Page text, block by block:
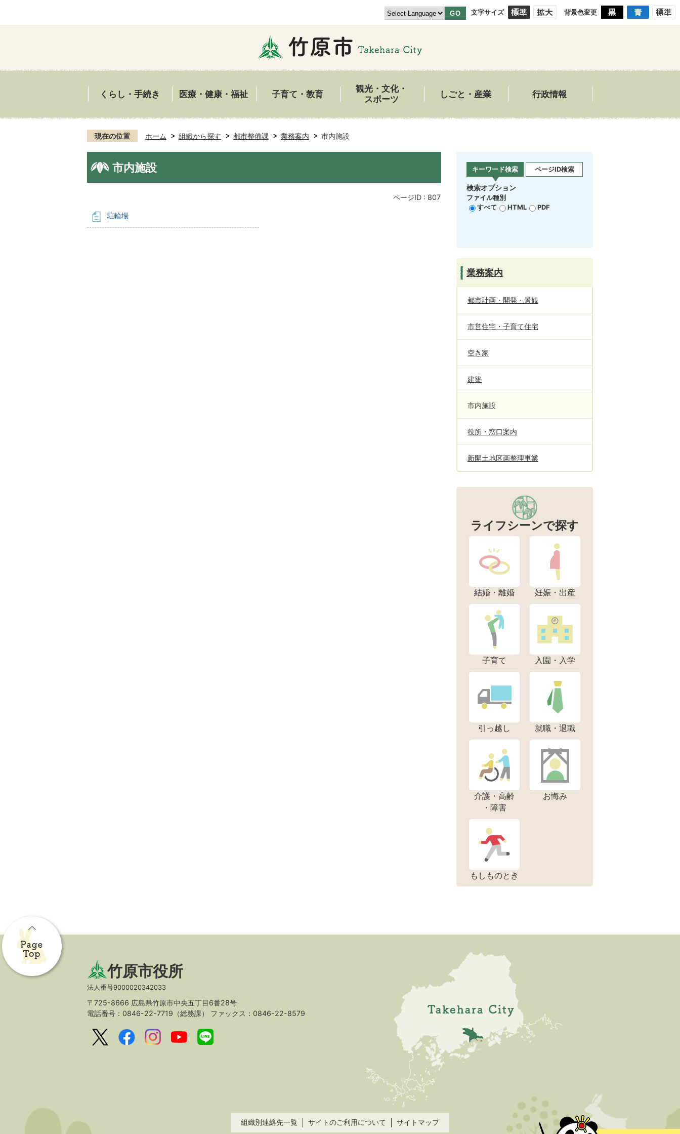
GO 文字サイズ 背景色変更
くらし・手続き 医療・健康・福祉 子育て・教育
観光・文化・
スポーツ
しごと・産業 行政情報
現在の位置 ホーム 組織から探す 都市整備課 業務案内 市内施設
市内施設
ページID : 807
駐輪場
キーワード検索 ページID検索
検索オプション
ファイル種別
すべて
HTML PDF
業務案内
都市計画・開発・景観
市営住宅・子育て住宅
空き家
建築
市内施設
役所・窓口案内
新開土地区画整理事業
ライフシーンで探す
結婚・離婚 妊娠・出産
子育て 入園・入学
引っ越し 就職・退職
介護・高齢
・障害
お悔み
もしものとき
竹原市役所
法人番号9000020342033
〒725-8666 広島県竹原市中央五丁目6番28号
電話番号：0846-22-7719（総務課） ファックス：0846-22-8579
組織別連絡先一覧 サイトのご利用について サイトマップ